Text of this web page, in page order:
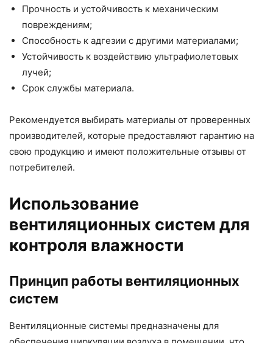
Прочность и устойчивость к механическим
повреждениям;
Способность к адгезии с другими материалами;
Устойчивость к воздействию ультрафиолетовых
лучей;
Срок службы материала.
Рекомендуется выбирать материалы от проверенных
производителей, которые предоставляют гарантию на
свою продукцию и имеют положительные отзывы от
потребителей.
Использование
вентиляционных систем для
контроля влажности
Принцип работы вентиляционных
систем
Вентиляционные системы предназначены для